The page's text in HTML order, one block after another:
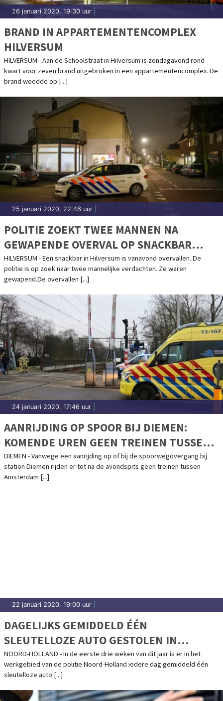
26 januari 2020, 19:30 uur
BRAND IN APPARTEMENTENCOMPLEX
HILVERSUM
HILVERSUM - Aan de Schoolstraat in Hilversum is zondagavond rond
kwart voor zeven brand uitgebroken in een appartementencomplex. De
brand woedde op [...]
25 januari 2020, 22:46 uur
POLITIE ZOEKT TWEE MANNEN NA
GEWAPENDE OVERVAL OP SNACKBAR
HILVERSUM
HILVERSUM - Een snackbar in Hilversum is vanavond overvallen. De
politie is op zoek naar twee mannelijke verdachten. Ze waren
gewapend.De overvallen [...]
24 januari 2020, 17:46 uur
AANRIJDING OP SPOOR BIJ DIEMEN:
KOMENDE UREN GEEN TREINEN TUSSEN
MUIDERPOORT EN WEESP
DIEMEN - Vanwege een aanrijding op of bij de spoorwegovergang bij
station Diemen rijden er tot na de avondspits geen treinen tussen
Amsterdam [...]
22 januari 2020, 19:00 uur
DAGELIJKS GEMIDDELD ÉÉN
SLEUTELLOZE AUTO GESTOLEN IN
NOORD-HOLLAND
NOORD-HOLLAND - In de eerste drie weken van dit jaar is er in het
werkgebied van de politie Noord-Holland iedere dag gemiddeld één
sleutelloze auto [...]